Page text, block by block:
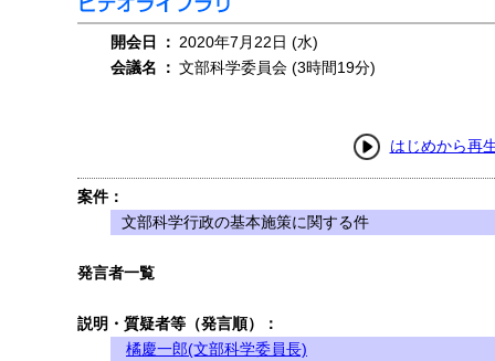
開会日 ： 2020年7月22日 (水)
会議名
： 文部科学委員会 (3時間19分)
はじめから再
案件：
文部科学行政の基本施策に関する件
発言者一覧
説明・質疑者等（発言順）：
橘慶一郎(文部科学委員長)